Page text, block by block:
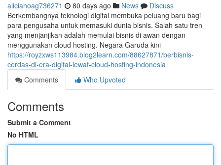
aliciahoag736271 80 days ago News
Discuss
Berkembangnya teknologi digital membuka peluang baru bagi
para pengusaha untuk memasuki dunia bisnis. Salah satu tren
yang menjanjikan adalah memulai bisnis di awan dengan
menggunakan cloud hosting. Negara Garuda kini
https://royzxws113984.blog2learn.com/88627871/berbisnis-
cerdas-di-era-digital-lewat-cloud-hosting-indonesia
Comments
Who Upvoted
Comments
Submit a Comment
No HTML